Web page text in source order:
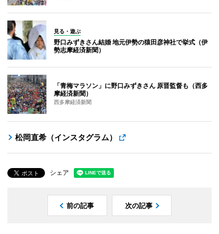
見る・遊ぶ
野口みずきさん結婚 地元伊勢の猿田彦神社で挙式（伊
勢志摩経済新聞）
「青梅マラソン」に野口みずきさん 原晋監督も（西多
摩経済新聞）
西多摩経済新聞
松岡直希（インスタグラム）
シェア
前の記事 次の記事